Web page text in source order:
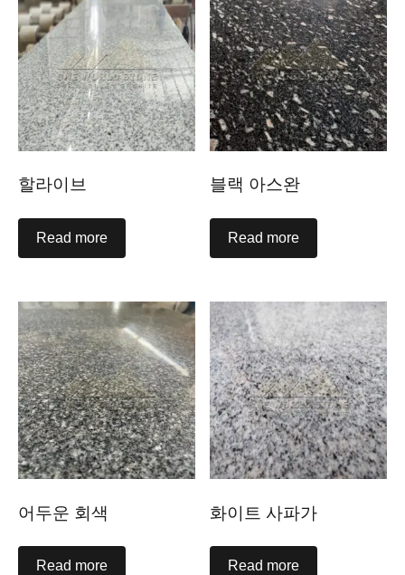
할라이브
Read more
블랙 아스완
Read more
어두운 회색
Read more
화이트 사파가
Read more